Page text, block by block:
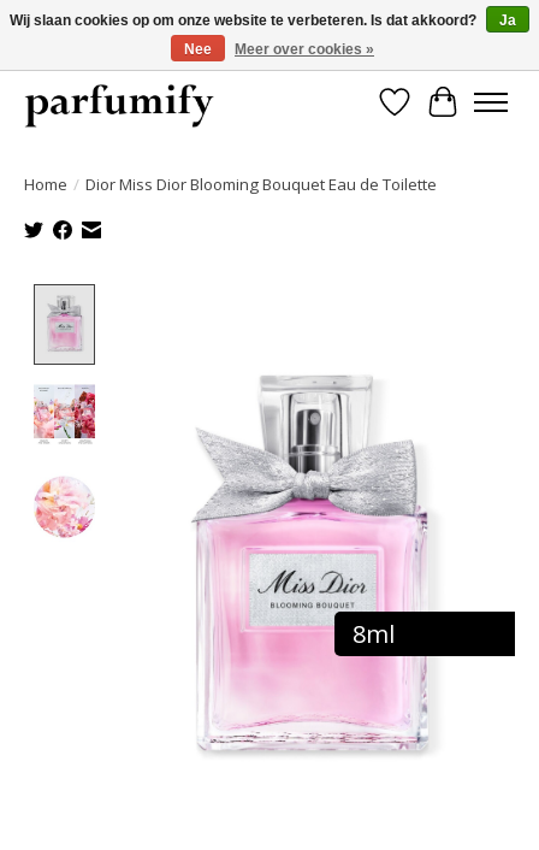
750+ Geuren | Gratis verzending | Maandelijks opzegbaar
Verlanglijst
Home / Dior Miss Dior Blooming Bouquet Eau de Toilette
8ml
Wij slaan cookies op om onze website te verbeteren. Is dat akkoord?
Ja
Nee
Meer over cookies »